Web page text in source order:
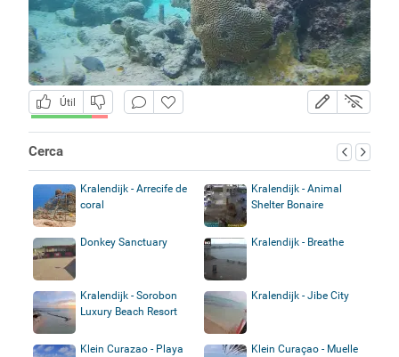
Útil
Cerca
Kralendijk - Arrecife de
coral
Kralendijk - Animal
Shelter Bonaire
Donkey Sanctuary Kralendijk - Breathe
Kralendijk - Sorobon
Luxury Beach Resort
Kralendijk - Jibe City
Klein Curazao - Playa Klein Curaçao - Muelle